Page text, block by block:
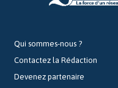
Qui sommes-nous ?
Contactez la Rédaction
Devenez partenaire